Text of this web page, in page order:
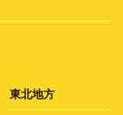
東北地方